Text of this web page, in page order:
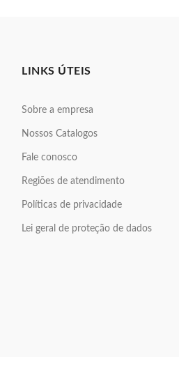
LINKS ÚTEIS
Sobre a empresa
Nossos Catalogos
Fale conosco
Regiões de atendimento
Políticas de privacidade
Lei geral de proteção de dados